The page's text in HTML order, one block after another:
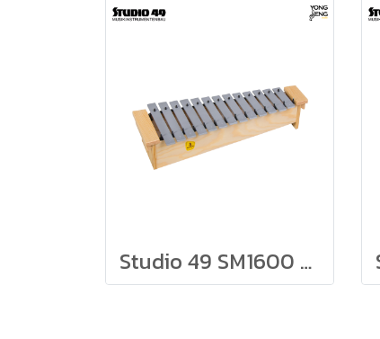
Studio 49 SM1600 Soprano Metallophone